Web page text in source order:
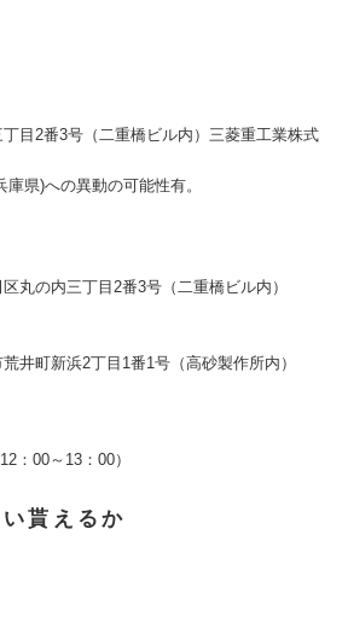
目2番3号（二重橋ビル内）三菱重工業株式
県)への異動の可能性有。
丸の内三丁目2番3号（二重橋ビル内）
井町新浜2丁目1番1号（高砂製作所内）
：00～13：00）
貰えるか